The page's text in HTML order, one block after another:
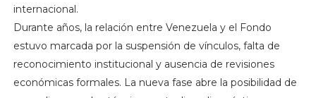
internacional.
Durante años, la relación entre Venezuela y el Fondo
estuvo marcada por la suspensión de vínculos, falta de
reconocimiento institucional y ausencia de revisiones
económicas formales. La nueva fase abre la posibilidad de